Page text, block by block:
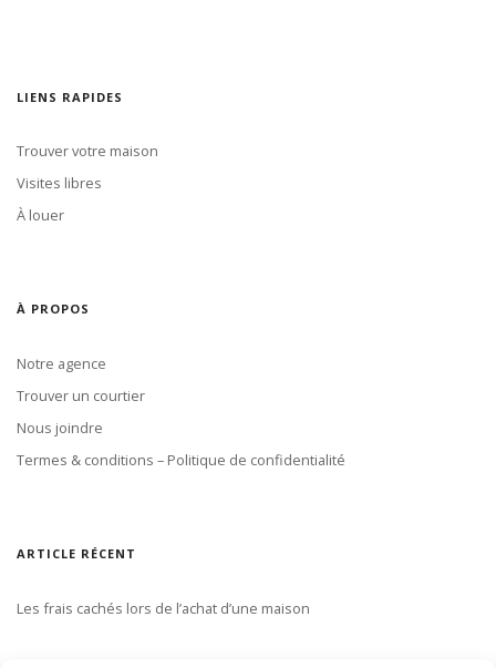
LIENS RAPIDES
Trouver votre maison
Visites libres
À louer
À PROPOS
Notre agence
Trouver un courtier
Nous joindre
Termes & conditions – Politique de confidentialité
ARTICLE RÉCENT
Les frais cachés lors de l’achat d’une maison